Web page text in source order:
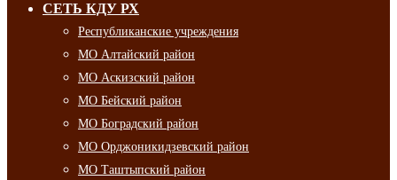
СЕТЬ КДУ РХ
Республиканские учреждения
МО Алтайский район
МО Аскизский район
МО Бейский район
МО Боградский район
МО Орджоникидзевский район
МО Таштыпский район